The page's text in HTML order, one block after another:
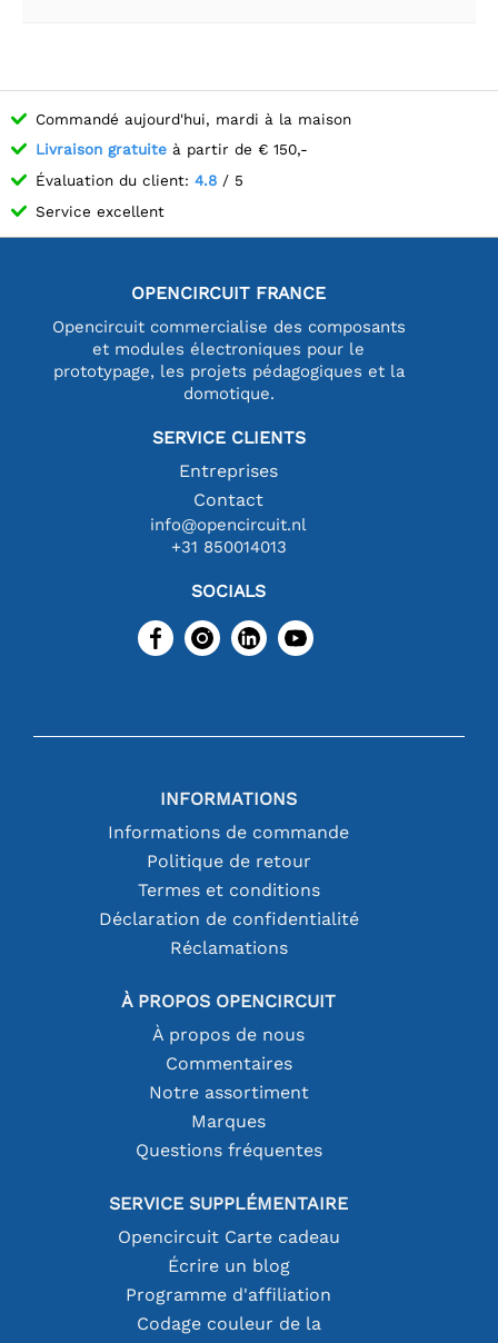
Commandé aujourd'hui, mardi à la maison
Livraison gratuite à partir de € 150,-
Évaluation du client: 4.8 / 5
Service excellent
OPENCIRCUIT FRANCE
Opencircuit commercialise des composants
et modules électroniques pour le
prototypage, les projets pédagogiques et la
domotique.
SERVICE CLIENTS
Entreprises
Contact
info@opencircuit.nl
+31 850014013
SOCIALS
INFORMATIONS
Informations de commande
Politique de retour
Termes et conditions
Déclaration de confidentialité
Réclamations
À PROPOS OPENCIRCUIT
À propos de nous
Commentaires
Notre assortiment
Marques
Questions fréquentes
SERVICE SUPPLÉMENTAIRE
Opencircuit Carte cadeau
Écrire un blog
Programme d'affiliation
Codage couleur de la